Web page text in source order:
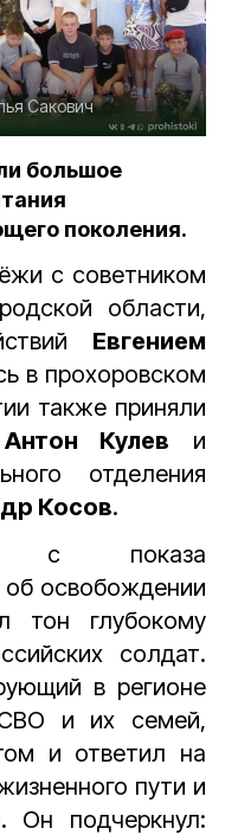
Сакович
большое
поколения.
с советником
области,
Евгением
в прохоровском
также приняли
Антон Кулев и
отделения
Косов.
с показа
об освобождении
тон глубокому
солдат.
в регионе
СВО и их семей,
и ответил на
пути и
Он подчеркнул: